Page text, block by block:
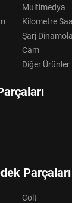
Multimedya
Kilometre
Şarj
Cam
Diğer Ürünler
Parçaları
Colt